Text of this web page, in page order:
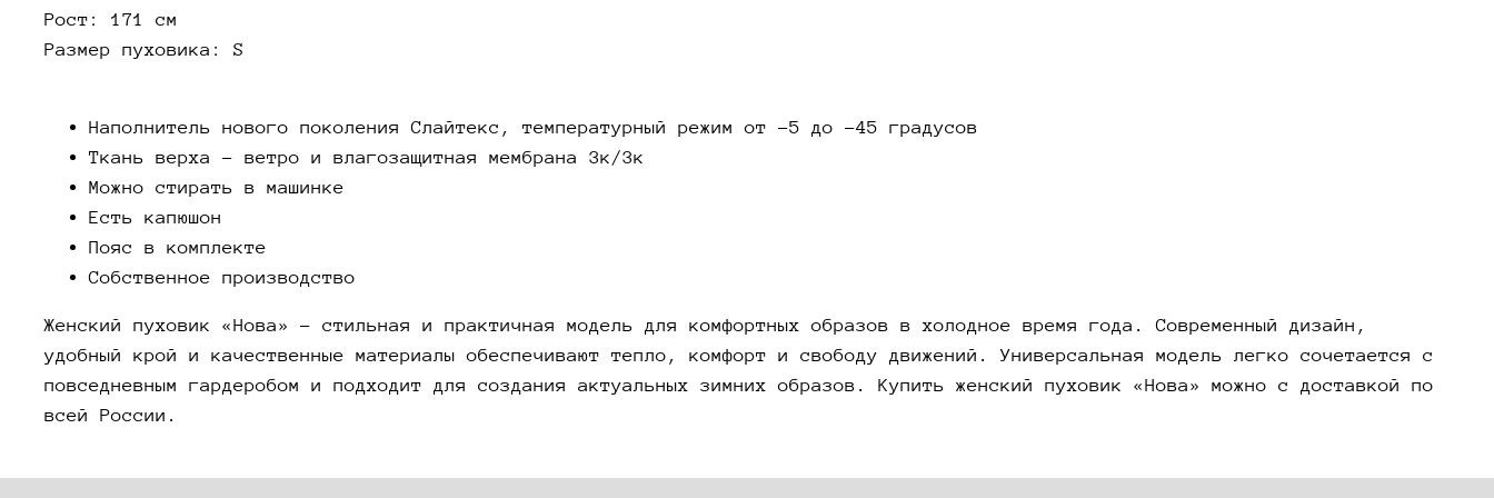
Рост: 171 см
Размер пуховика: S
Наполнитель нового поколения Слайтекс, температурный режим от -5 до -45 градусов
Ткань верха - ветро и влагозащитная мембрана 3к/3к
Можно стирать в машинке
Есть капюшон
Пояс в комплекте
Собственное производство
Женский пуховик «Нова» - стильная и практичная модель для комфортных образов в холодное время года. Современный дизайн,
удобный крой и качественные материалы обеспечивают тепло, комфорт и свободу движений. Универсальная модель легко сочетается с
повседневным гардеробом и подходит для создания актуальных зимних образов. Купить женский пуховик «Нова» можно с доставкой по
всей России.